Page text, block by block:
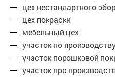
цех нестандартного
цех покраски
мебельный цех
участок по
участок порошковой
участок про